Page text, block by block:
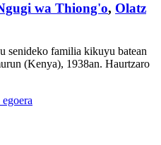
wa Thiong'o, Olatz
senideko familia kikuyu batean
(Kenya), 1938an. Haurtzaro